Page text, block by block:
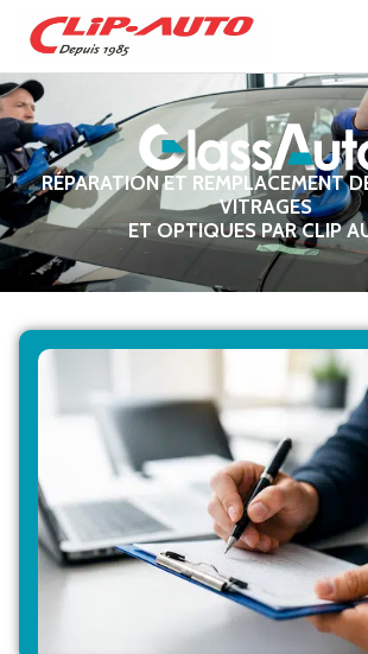
RÉPARATION ET REMPLACEMENT
VITRAGES
ET OPTIQUES PAR CLIP
Agréé par les principales assurances et
GlassAuto prend en charge
formalités administratives liées à votre
vitrage pour vous simplifier la